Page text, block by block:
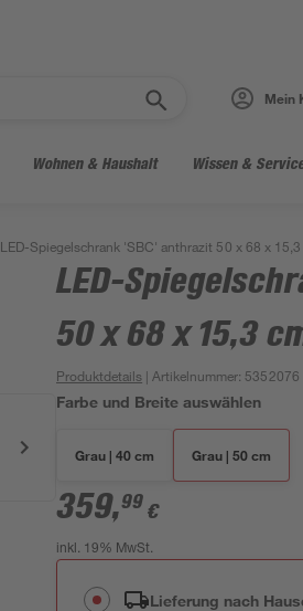
Mein
Wohnen & Haushalt Wissen &
LED-Spiegelschrank 'SBC' anthrazit 50 x 68 x
LED-
50 x 68 x 15,3
Produktdetails | Artikelnummer: 5352076
Farbe und Breite auswählen
Grau | 40 cm Grau | 50 cm
359,99 €
inkl. 19% MwSt.
Lieferung nach